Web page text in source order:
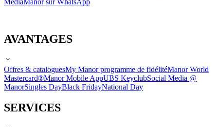
MediaManor sur WhatsApp
AVANTAGES
Offres & cataloguesMy Manor programme de fidélitéManor World
Mastercard®Manor Mobile AppUBS KeyclubSocial Media @
ManorSingles DayBlack FridayNational Day
SERVICES